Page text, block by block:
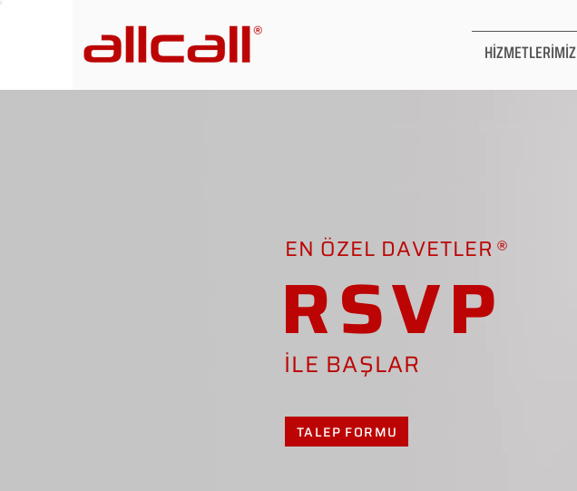
HİZMETLERİMİZ
EN ÖZEL DAVETLER
RSVP
İLE BAŞLAR
TALEP FORMU